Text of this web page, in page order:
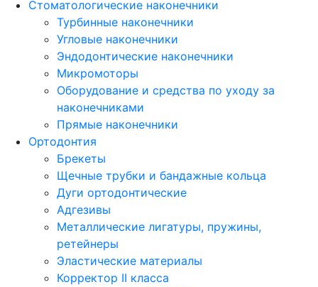
Стоматологические наконечники
Турбинные наконечники
Угловые наконечники
Эндодонтические наконечники
Микромоторы
Оборудование и средства по уходу за
наконечниками
Прямые наконечники
Ортодонтия
Брекеты
Щечные трубки и бандажные кольца
Дуги ортодонтические
Адгезивы
Металлические лигатуры, пружины,
ретейнеры
Эластические материалы
Корректор II класса